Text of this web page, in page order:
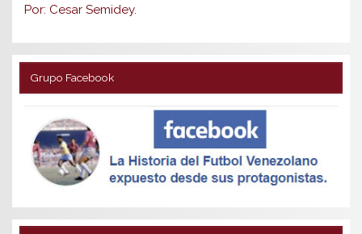
Por: Cesar Semidey.
Grupo Facebook